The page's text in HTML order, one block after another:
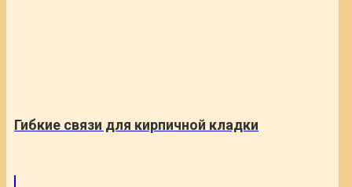
Гибкие связи для кирпичной кладки